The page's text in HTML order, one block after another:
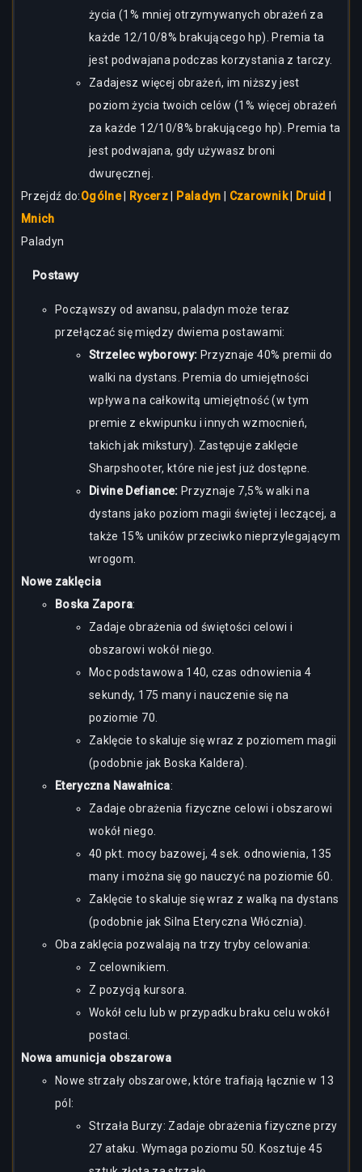
życia (1% mniej otrzymywanych obrażeń za
każde 12/10/8% brakującego hp). Premia ta
jest podwajana podczas korzystania z tarczy.
Zadajesz więcej obrażeń, im niższy jest
poziom życia twoich celów (1% więcej obrażeń
za każde 12/10/8% brakującego hp). Premia ta
jest podwajana, gdy używasz broni
dwuręcznej.
Przejdź do:Ogólne| Rycerz Paladyn Czarownik| Druid
Mnich
Paladyn
Postawy
Począwszy od awansu, paladyn może teraz
przełączać się między dwiema postawami:
Strzelec wyborowy: Przyznaje 40% premii do
walki na dystans. Premia do umiejętności
wpływa na całkowitą umiejętność (w tym
premie z ekwipunku i innych wzmocnień,
takich jak mikstury). Zastępuje zaklęcie
Sharpshooter, które nie jest już dostępne.
Divine Defiance: Przyznaje 7,5% walki na
dystans jako poziom magii świętej i leczącej, a
także 15% uników przeciwko nieprzylegającym
wrogom.
Nowe zaklęcia
Boska Zapora:
Zadaje obrażenia od świętości celowi i
obszarowi wokół niego.
Moc podstawowa 140, czas odnowienia 4
sekundy, 175 many i nauczenie się na
poziomie 70.
Zaklęcie to skaluje się wraz z poziomem magii
(podobnie jak Boska Kaldera).
Eteryczna Nawałnica:
Zadaje obrażenia fizyczne celowi i obszarowi
wokół niego.
40 pkt. mocy bazowej, 4 sek. odnowienia, 135
many i można się go nauczyć na poziomie 60.
Zaklęcie to skaluje się wraz z walką na dystans
(podobnie jak Silna Eteryczna Włócznia).
Oba zaklęcia pozwalają na trzy tryby celowania:
Z celownikiem.
Z pozycją kursora.
Wokół celu lub w przypadku braku celu wokół
postaci.
Nowa amunicja obszarowa
Nowe strzały obszarowe, które trafiają łącznie w 13
pól:
Strzała Burzy: Zadaje obrażenia fizyczne przy
27 ataku. Wymaga poziomu 50. Kosztuje 45